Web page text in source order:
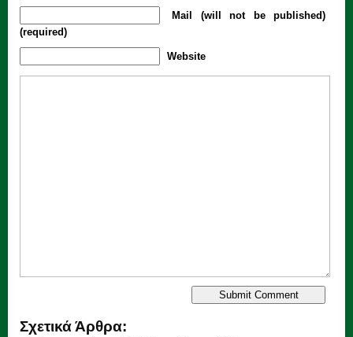
Mail (will not be published)
(required)
Website
Σχετικά Άρθρα: